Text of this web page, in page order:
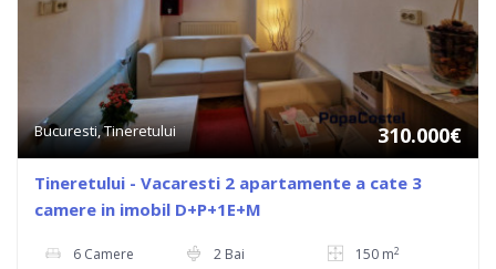
Bucuresti, Tineretului 310.000€
Tineretului - Vacaresti 2 apartamente a cate 3
camere in imobil D+P+1E+M
6 Camere 2 Bai 150 m2